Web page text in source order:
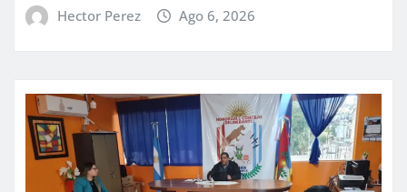
Hector Perez Ago 6, 2026